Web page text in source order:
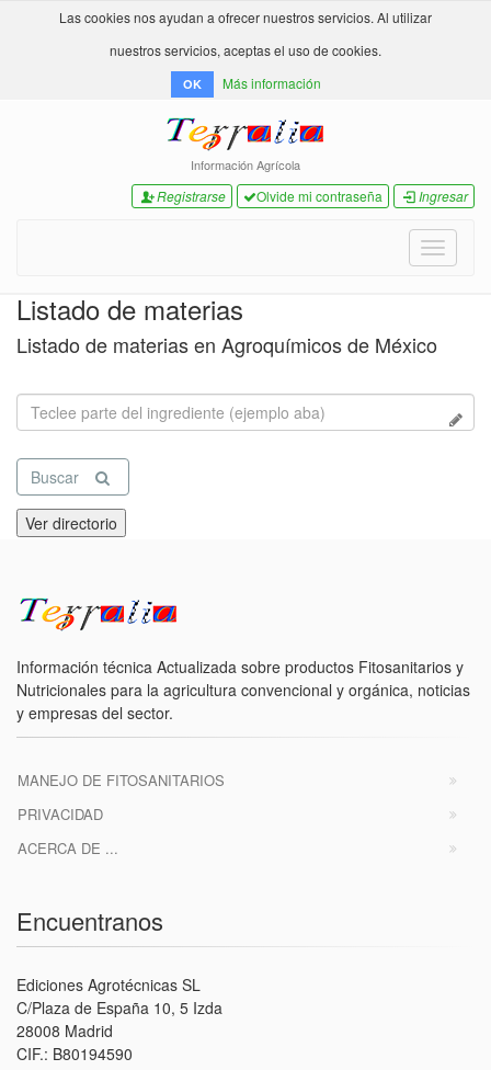
Las cookies nos ayudan a ofrecer nuestros servicios. Al utilizar
nuestros servicios, aceptas el uso de cookies.
OK Más información
Información Agrícola
Registrarse Olvide mi contraseña Ingresar
Toggle
Listado de materias
Listado de materias en Agroquímicos de México
Buscar
Ver directorio
Información técnica Actualizada sobre productos Fitosanitarios y
Nutricionales para la agricultura convencional y orgánica, noticias
y empresas del sector.
MANEJO DE FITOSANITARIOS
PRIVACIDAD
ACERCA DE ...
Encuentranos
Ediciones Agrotécnicas SL
C/Plaza de España 10, 5 Izda
28008 Madrid
CIF.: B80194590